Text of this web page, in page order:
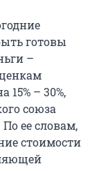
готовы
–
15% – 30%,
союза
ее словам,
стоимости